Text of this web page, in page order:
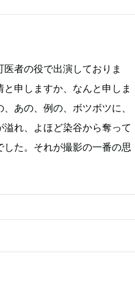
者の役で出演しておりま
申しますか、なんと申しま
あの、例の、ボツボツに、
れ、よほど染谷から奪って
た。それが撮影の一番の思